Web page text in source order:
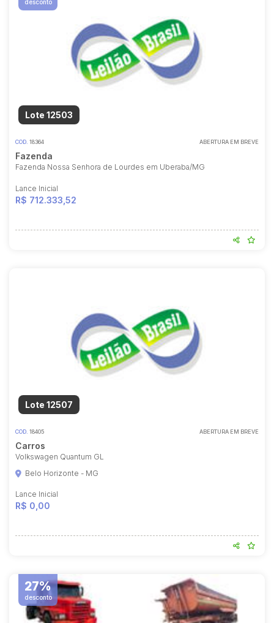
desconto
Lote 12503
COD. 18364 ABERTURA EM BREVE
Fazenda
Fazenda Nossa Senhora de Lourdes em Uberaba/MG
Lance Inicial
R$ 712.333,52
Lote 12507
COD. 18405 ABERTURA EM BREVE
Carros
Volkswagen Quantum GL
Belo Horizonte - MG
Lance Inicial
R$ 0,00
27%
desconto